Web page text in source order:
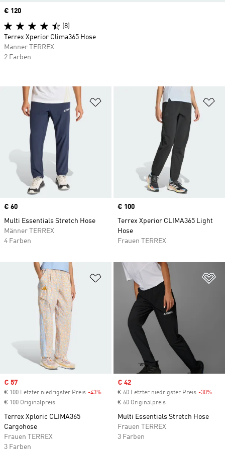
Zur Wunschliste hinzufügen
Price
€ 60
Multi Essentials Stretch Hose
Männer TERREX
4 Farben
Price
€ 100
Terrex Xperior CLIMA365 Light
Hose
Frauen TERREX
Zur Wunschliste hinzufügen
Sale price
€ 57
€ 100 Letzter niedrigster Preis -43% Discount
€ 100 Originalpreis
Terrex Xploric CLIMA365
Cargohose
Frauen TERREX
3 Farben
Sale price
€ 42
€ 60 Letzter niedrigster Preis -30%
€ 60 Originalpreis
Multi Essentials Stretch Hose
Frauen TERREX
3 Farben
Price
€ 120
(8)
Terrex Xperior Clima365 Hose
Männer TERREX
2 Farben